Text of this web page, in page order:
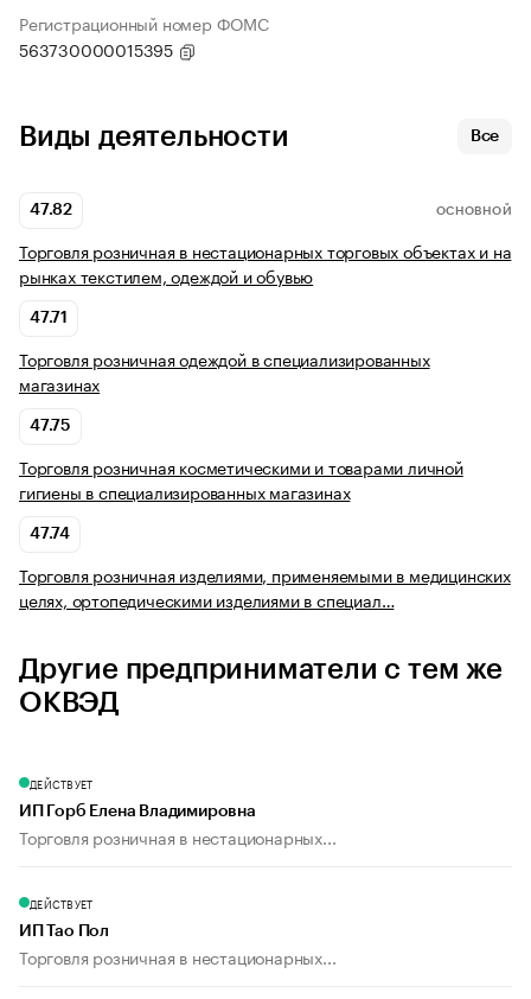
Регистрационный номер ФОМС
563730000015395
Виды деятельности Все
47.82 ОСНОВНОЙ
Торговля розничная в нестационарных торговых объектах и на
рынках текстилем, одеждой и обувью
47.71
Торговля розничная одеждой в специализированных
магазинах
47.75
Торговля розничная косметическими и товарами личной
гигиены в специализированных магазинах
47.74
Торговля розничная изделиями, применяемыми в медицинских
целях, ортопедическими изделиями в специал…
Другие предприниматели с тем же
ОКВЭД
ДЕЙСТВУЕТ
ИП Горб Елена Владимировна
Торговля розничная в нестационарных...
ДЕЙСТВУЕТ
ИП Тао Пол
Торговля розничная в нестационарных...